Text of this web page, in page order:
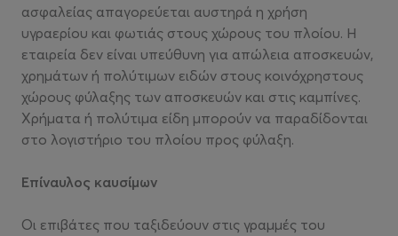
ασφαλείας απαγορεύεται αυστηρά η χρήση
υγραερίου και φωτιάς στους χώρους του πλοίου. Η
εταιρεία δεν είναι υπεύθυνη για απώλεια αποσκευών,
χρημάτων ή πολύτιμων ειδών στους κοινόχρηστους
χώρους φύλαξης των αποσκευών και στις καμπίνες.
Χρήματα ή πολύτιμα είδη μπορούν να παραδίδονται
στο λογιστήριο του πλοίου προς φύλαξη.
Επίναυλος καυσίμων
Οι επιβάτες που ταξιδεύουν στις γραμμές του